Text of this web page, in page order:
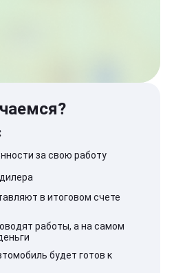
за свою работу
в итоговом счете
работы, а на самом
будет готов к